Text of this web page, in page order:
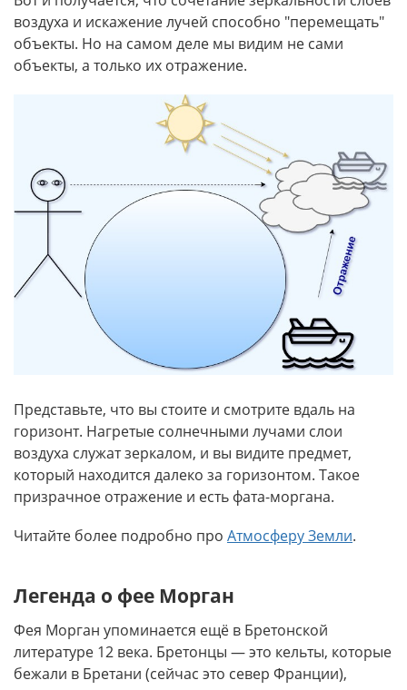
воздуха и искажение лучей способно "перемещать"
объекты. Но на самом деле мы видим не сами
объекты, а только их отражение.
Представьте, что вы стоите и смотрите вдаль на
горизонт. Нагретые солнечными лучами слои
воздуха служат зеркалом, и вы видите предмет,
который находится далеко за горизонтом. Такое
призрачное отражение и есть фата-моргана.
Читайте более подробно про Атмосферу Земли.
Легенда о фее Морган
Фея Морган упоминается ещё в Бретонской
литературе 12 века. Бретонцы — это кельты, которые
бежали в Бретани (сейчас это север Франции),